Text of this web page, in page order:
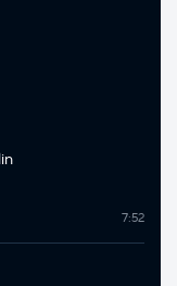
7:52